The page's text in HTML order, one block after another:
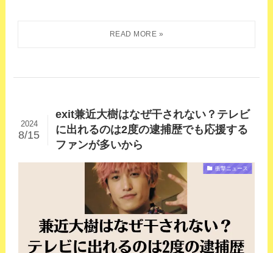
exit兼近大樹はなぜ干されない？テレビ
に出れるのは2度の逮捕歴でも応援する
ファンが多いから
2024
8/15
衝撃ニュース